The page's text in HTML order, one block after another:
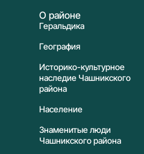
О районе
Геральдика
География
Историко-культурное
наследие Чашникского
района
Население
Знаменитые люди
Чашникского района